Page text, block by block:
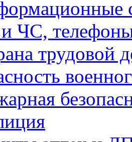
ЧС,
трудовой